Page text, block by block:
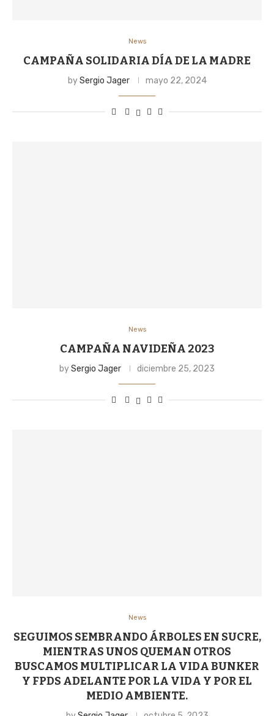
News
CAMPAÑA SOLIDARIA DÍA DE LA MADRE
bySergio Jager mayo 22, 2024
News
CAMPAÑA NAVIDEÑA 2023
bySergio Jager diciembre 25, 2023
News
SEGUIMOS SEMBRANDO ÁRBOLES EN SUCRE,
MIENTRAS UNOS QUEMAN OTROS
BUSCAMOS MULTIPLICAR LA VIDA BUNKER
Y FPDS ADELANTE POR LA VIDA Y POR EL
MEDIO AMBIENTE.